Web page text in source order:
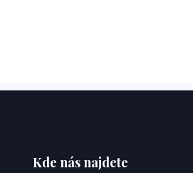
Kde nás najdete